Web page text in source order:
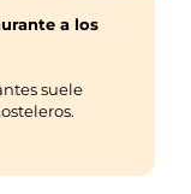
a los
suele